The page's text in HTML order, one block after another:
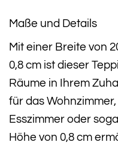
Maße und Details
Mit einer Breite von
0,8 cm ist dieser
Räume in Ihrem
für das
Esszimmer oder
Höhe von 0,8 cm